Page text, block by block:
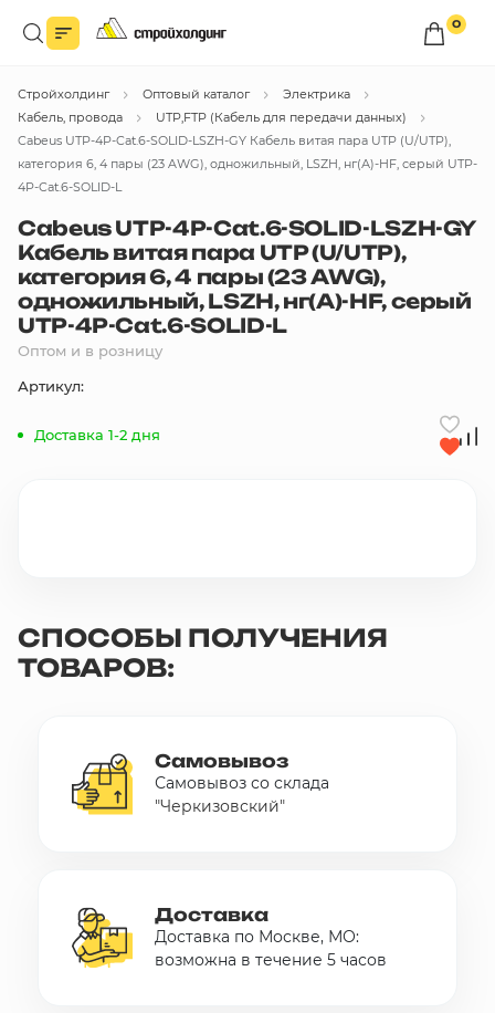
0
Войдите в личный кабинет
Вы сможете оформлять заказыпо оптовым ценам.
Войти
Каталог товаров
Быстрый заказ по списку
бренды
Избранное
Сравнение
sales@stroyholding.ru
Max
О компании
Все бренды
Контакты
Стройхолдинг Оптовый каталог
Электрика
Кабель, провода
UTP,FTP (Кабель для передачи данных)
Cabeus UTP-4P-Cat.6-SOLID-LSZH-GY Кабель витая пара UTP (U/UTP),
категория 6, 4 пары (23 AWG), одножильный, LSZH, нг(А)-HF, серый UTP-
4P-Cat.6-SOLID-L
Cabeus UTP-4P-Cat.6-SOLID-LSZH-GY
Кабель витая пара UTP (U/UTP),
категория 6, 4 пары (23 AWG),
одножильный, LSZH, нг(А)-HF, серый
UTP-4P-Cat.6-SOLID-L
Оптом и в розницу
Артикул:
Доставка 1-2 дня
СПОСОБЫ ПОЛУЧЕНИЯ
ТОВАРОВ:
Самовывоз
Самовывоз со склада
"Черкизовский"
Доставка
Доставка по Москве, МО:
возможна в течение 5 часов